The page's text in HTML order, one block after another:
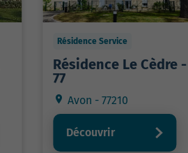
Résidence Service
Résidence Le Cèdre -
77
Avon - 77210
Découvrir